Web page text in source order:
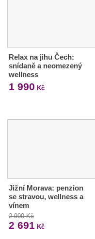
Relax na jihu Čech:
snídaně a neomezený
wellness
1 990 Kč
Jižní Morava: penzion
se stravou, wellness a
vínem
2 990 Kč
2 691 Kč